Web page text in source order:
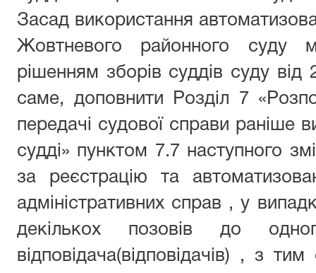
Засад використання
Жовтневого районного суду
рішенням зборів суддів суду
саме, доповнити Розділ 7
передачі судової справи раніше
судді» пунктом 7.7 наступного
за реєстрацію та
адміністративних справ , у
декількох позовів до
відповідача(відповідачів) , з